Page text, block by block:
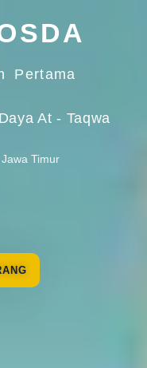
Pertama
At - Taqwa
Timur